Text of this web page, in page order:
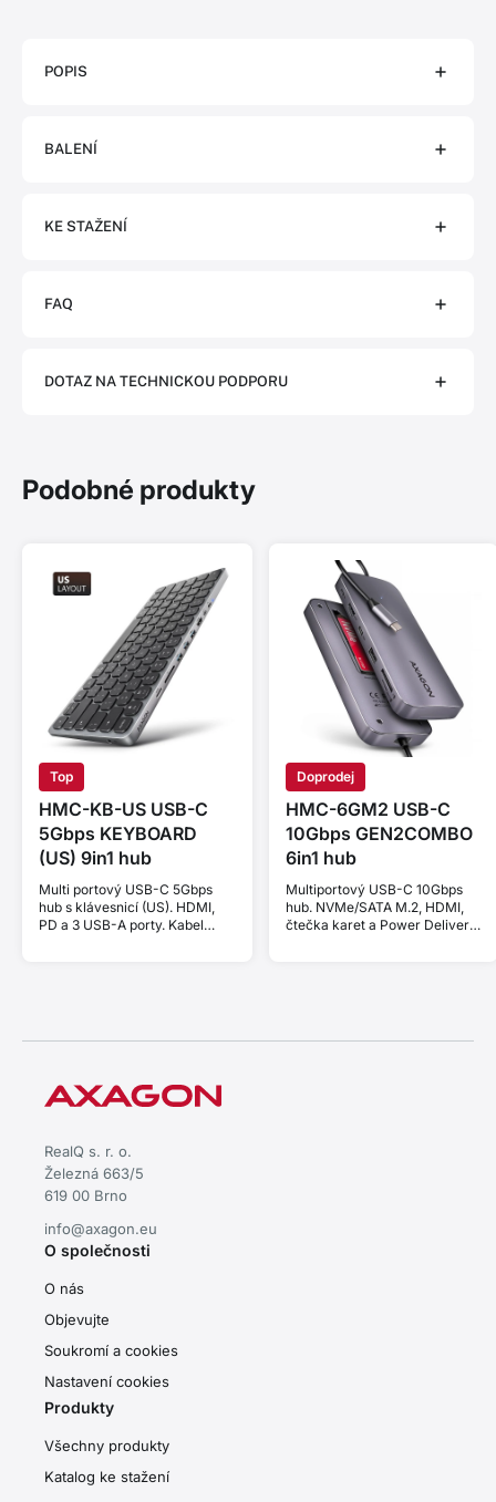
POPIS
BALENÍ
KE STAŽENÍ
FAQ
DOTAZ NA TECHNICKOU PODPORU
Podobné produkty
Top
HMC-KB-US USB-C
5Gbps KEYBOARD
(US) 9in1 hub
Multi portový USB-C 5Gbps
hub s klávesnicí (US). HDMI,
PD a 3 USB-A porty. Kabel
Doprodej
HMC-6GM2 USB-C
10Gbps GEN2COMBO
6in1 hub
Multiportový USB-C 10Gbps
hub. NVMe/SATA M.2, HDMI,
čtečka karet a Power Delivery.
RealQ s. r. o.
Železná 663/5
619 00 Brno
info@axagon.eu
O společnosti
O nás
Objevujte
Soukromí a cookies
Nastavení cookies
Produkty
Všechny produkty
Katalog ke stažení